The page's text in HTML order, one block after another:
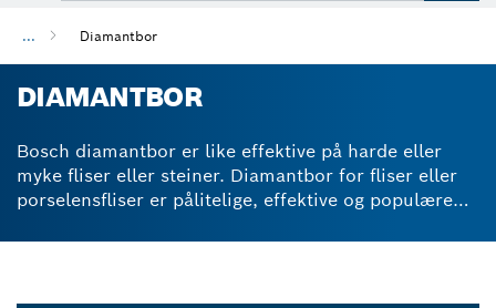
... Diamantbor
DIAMANTBOR
Bosch diamantbor er like effektive på harde eller
myke fliser eller steiner. Diamantbor for fliser eller
porselensfliser er pålitelige, effektive og populære
baderomsfester. Diamantbor er tilgjengelig enkeltvis